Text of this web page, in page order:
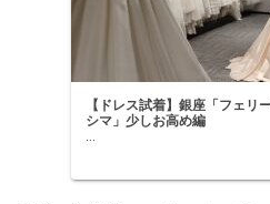
【ドレス試着】銀座「フェリ
シマ」少しお高め編